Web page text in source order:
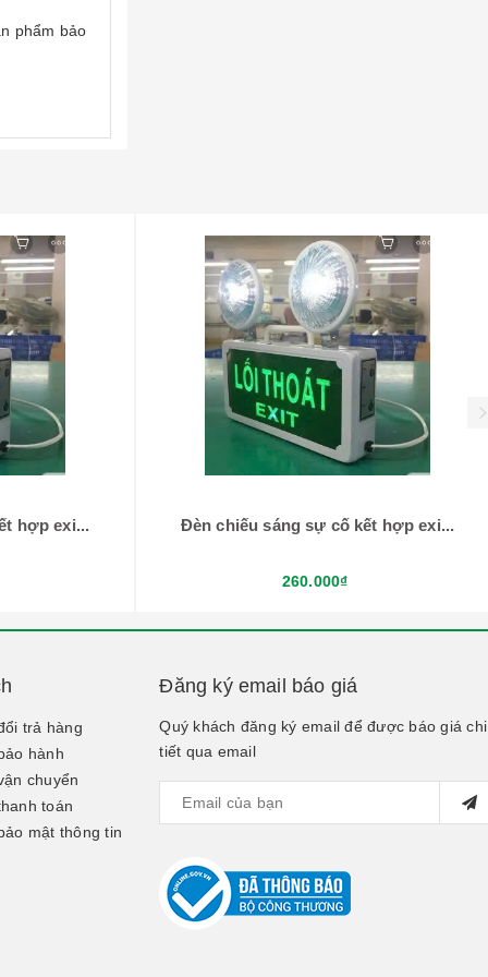
phẩm bảo
hợp exi... Đèn chiếu sáng sự cố kết hợp exi...
260.000₫
trả hàng
hành
chuyển
toán
mật thông tin
Đăng ký email báo giá
Quý khách đăng ký email để được báo giá chi
tiết qua email